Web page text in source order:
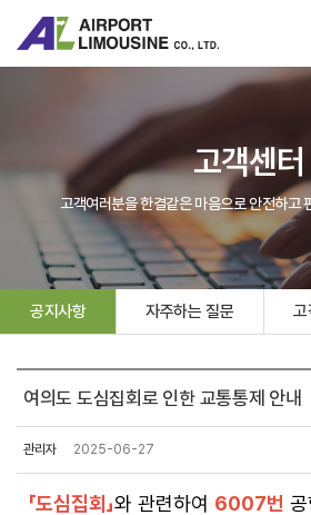
고객센터
고객여러분을 한결같은 마음으로 안전하고
공지사항 자주하는 질문 고
여의도 도심집회로 인한 교통통제 안내
관리자 2025-06-27
「도심집회」와 관련하여 6007번 공